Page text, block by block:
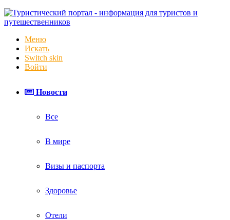
Меню
Искать
Switch skin
Войти
Новости
Все
В мире
Визы и паспорта
Здоровье
Отели